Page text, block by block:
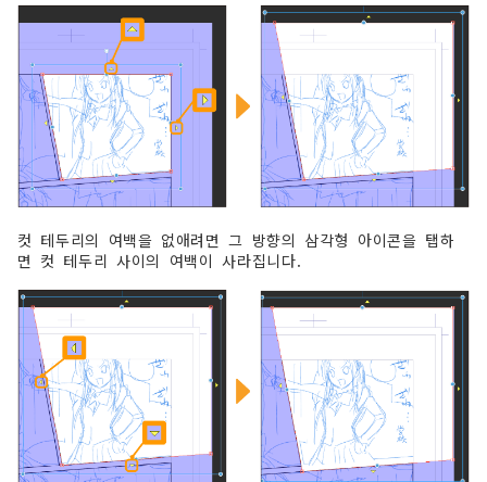
컷 테두리의 여백을 없애려면 그 방향의 삼각형 아이콘을 탭하
면 컷 테두리 사이의 여백이 사라집니다.